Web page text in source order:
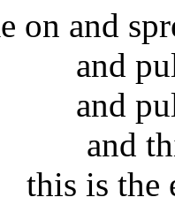
on and
and
and
and
this is the